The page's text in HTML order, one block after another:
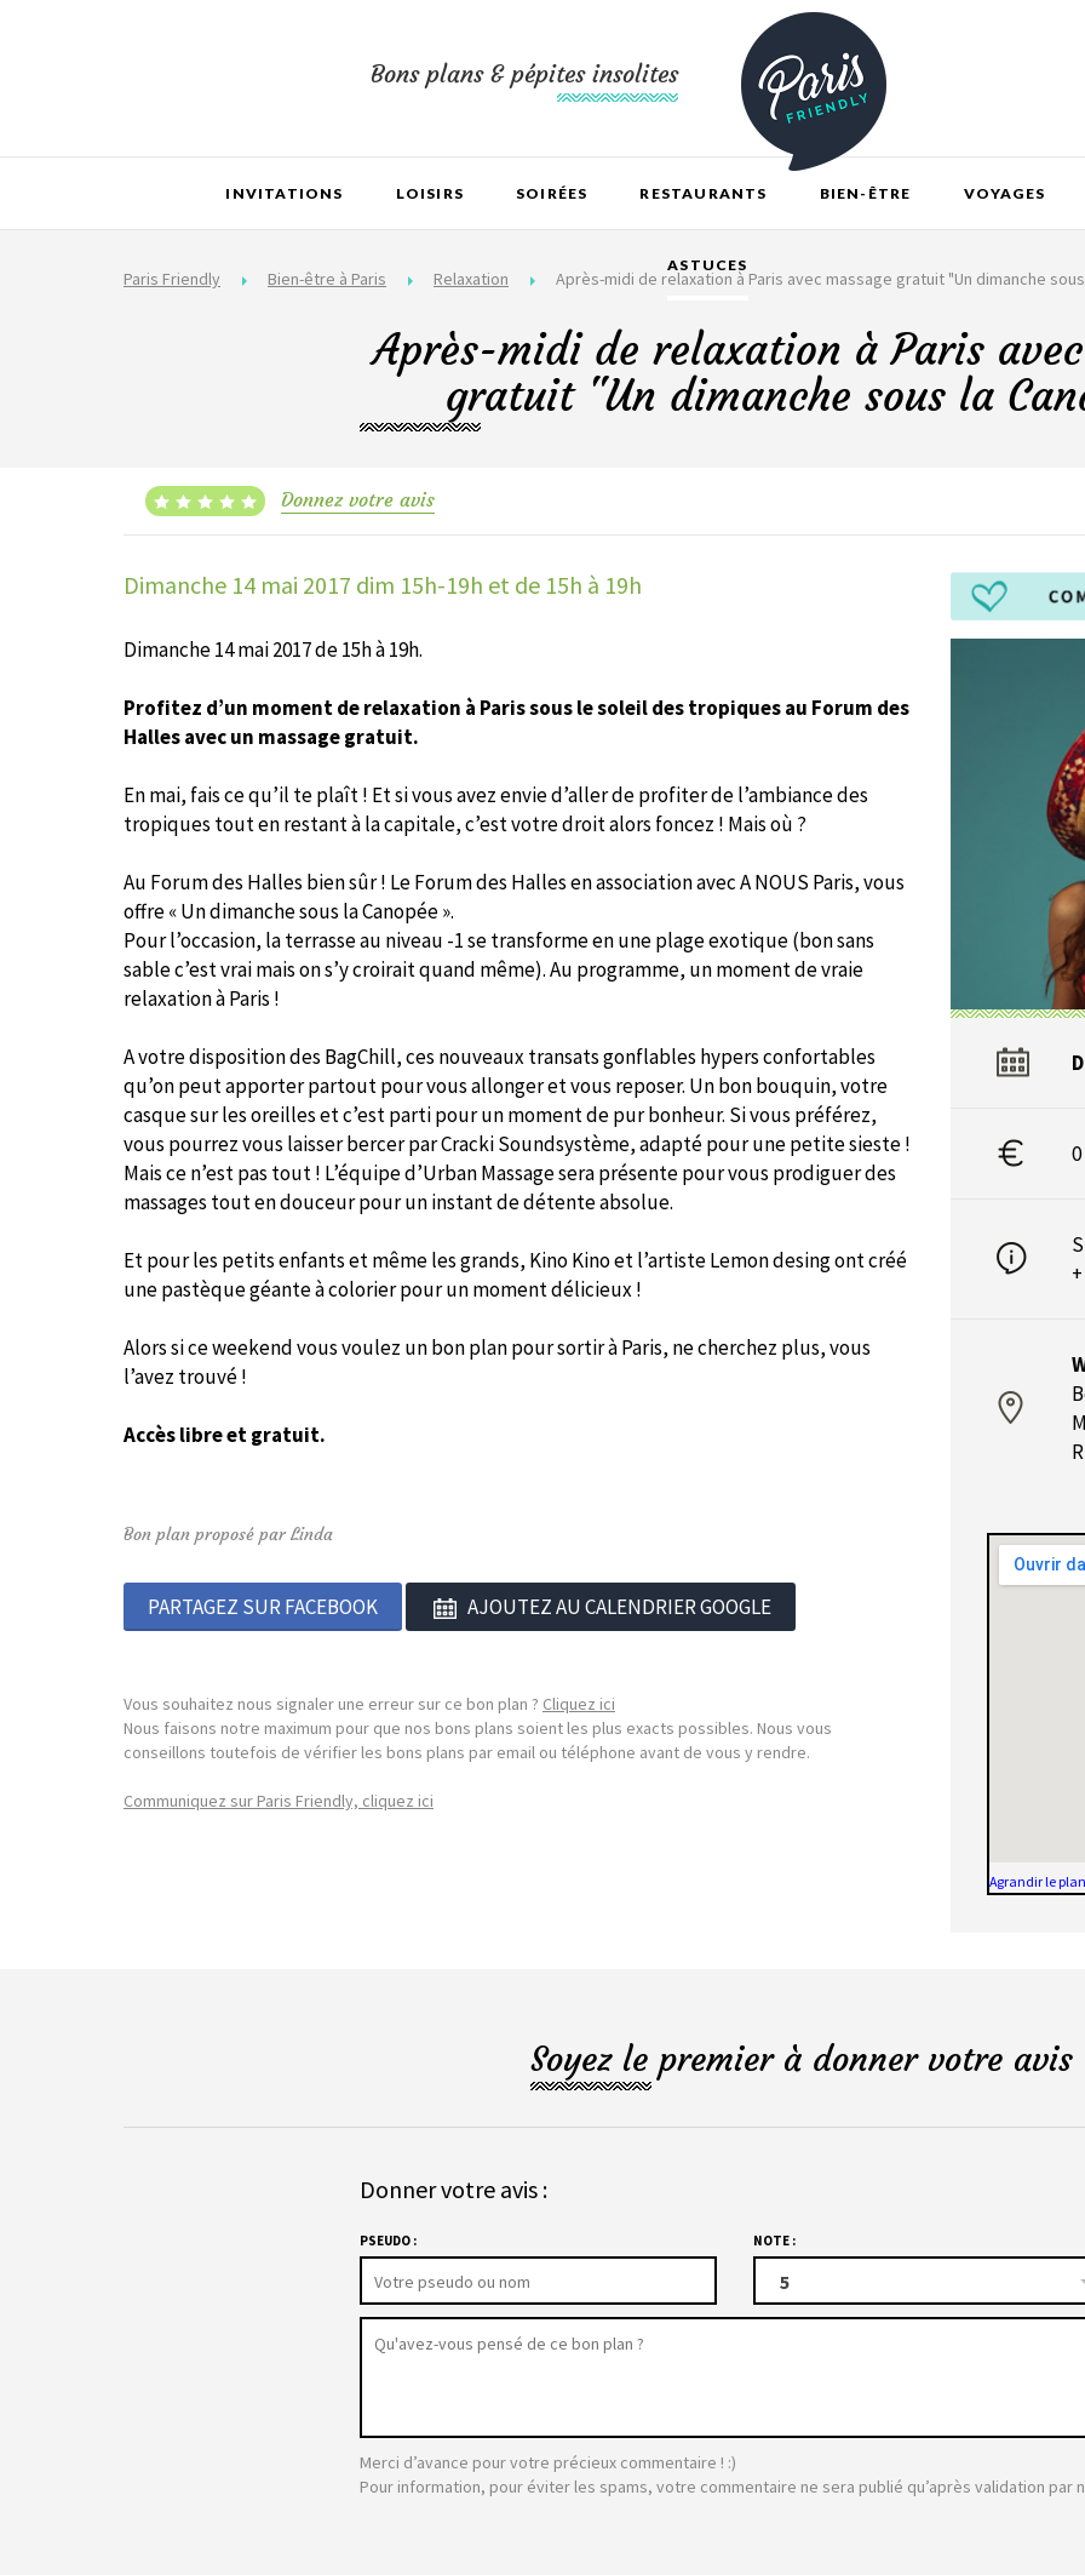
Bons plans & pépites insolites
INVITATIONS LOISIRS SOIRÉES RESTAURANTS BIEN-ÊTRE VOYAGES
ASTUCES
Paris Friendly Bien-être à Paris Relaxation Après-midi de relaxation à Paris avec massage gratuit "Un dimanche
Après-midi de relaxation à Paris
gratuit "Un dimanche sous la
Donnez votre avis
Dimanche 14 mai 2017 dim 15h-19h et de 15h à 19h
Dimanche 14 mai 2017 de 15h à 19h.
Profitez d’un moment de relaxation à Paris sous le soleil des tropiques au Forum des
Halles avec un massage gratuit.
En mai, fais ce qu’il te plaît ! Et si vous avez envie d’aller de profiter de l’ambiance des
tropiques tout en restant à la capitale, c’est votre droit alors foncez ! Mais où ?
Au Forum des Halles bien sûr ! Le Forum des Halles en association avec A NOUS Paris, vous
offre « Un dimanche sous la Canopée ».
Pour l’occasion, la terrasse au niveau -1 se transforme en une plage exotique (bon sans
sable c’est vrai mais on s’y croirait quand même). Au programme, un moment de vraie
relaxation à Paris !
A votre disposition des BagChill, ces nouveaux transats gonflables hypers confortables
qu’on peut apporter partout pour vous allonger et vous reposer. Un bon bouquin, votre
casque sur les oreilles et c’est parti pour un moment de pur bonheur. Si vous préférez,
vous pourrez vous laisser bercer par Cracki Soundsystème, adapté pour une petite sieste !
Mais ce n’est pas tout ! L’équipe d’Urban Massage sera présente pour vous prodiguer des
massages tout en douceur pour un instant de détente absolue.
Et pour les petits enfants et même les grands, Kino Kino et l’artiste Lemon desing ont créé
une pastèque géante à colorier pour un moment délicieux !
Alors si ce weekend vous voulez un bon plan pour sortir à Paris, ne cherchez plus, vous
l’avez trouvé !
Accès libre et gratuit.
Bon plan proposé par Linda
PARTAGEZ SUR FACEBOOK AJOUTEZ AU CALENDRIER GOOGLE
Vous souhaitez nous signaler une erreur sur ce bon plan ? Cliquez ici
Nous faisons notre maximum pour que nos bons plans soient les plus exacts possibles. Nous vous
conseillons toutefois de vérifier les bons plans par email ou téléphone avant de vous y rendre.
Communiquez sur Paris Friendly, cliquez ici
Agrandir le plan
Soyez le premier à donner votre
Donner votre avis :
PSEUDO : NOTE :
5
Merci d’avance pour votre précieux commentaire ! :)
Pour information, pour éviter les spams, votre commentaire ne sera publié qu’après validation par